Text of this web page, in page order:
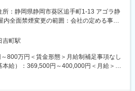
める業務
たな審査モデルの検討
進に主体的に関わることができます。
PoC（概念実証）や活用方法の検証を進め
経験を活かした意見や提案も歓迎してい
、内部管理責任者として、証券業務に関す
いただきます。営業活動が適切に行われ
取引データの管理、コンプライアンス関連
。
始に関わる確認および事務処理
所：静岡県静岡市葵区追手町1-13 アゴラ静
内全面禁煙変更の範囲：会社の定める事業
吉町駅
800万円＜賃金形態＞月給制補足事項なし
本給）：369,500円～400,000円＜月給＞